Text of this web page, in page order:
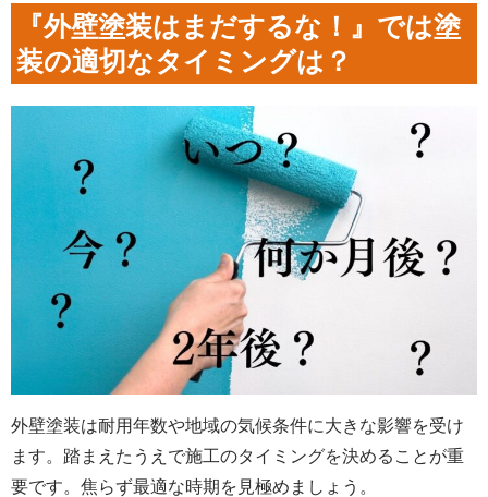
『外壁塗装はまだするな！』では塗
装の適切なタイミングは？
外壁塗装は耐用年数や地域の気候条件に大きな影響を受け
ます。踏まえたうえで施工のタイミングを決めることが重
要です。焦らず最適な時期を見極めましょう。